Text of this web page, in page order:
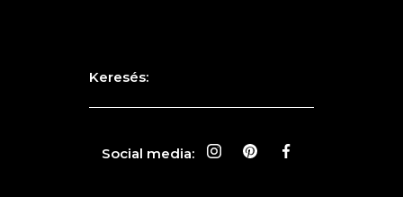
Keresés:
Social media: